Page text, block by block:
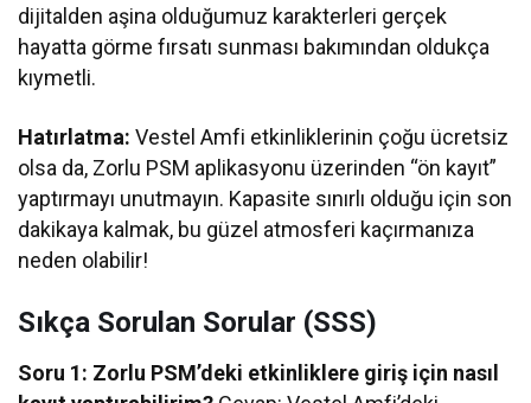
dijitalden aşina olduğumuz karakterleri gerçek
hayatta görme fırsatı sunması bakımından oldukça
kıymetli.
Hatırlatma: Vestel Amfi etkinliklerinin çoğu ücretsiz
olsa da, Zorlu PSM aplikasyonu üzerinden “ön kayıt”
yaptırmayı unutmayın. Kapasite sınırlı olduğu için son
dakikaya kalmak, bu güzel atmosferi kaçırmanıza
neden olabilir!
Sıkça Sorulan Sorular (SSS)
Soru 1: Zorlu PSM’deki etkinliklere giriş için nasıl